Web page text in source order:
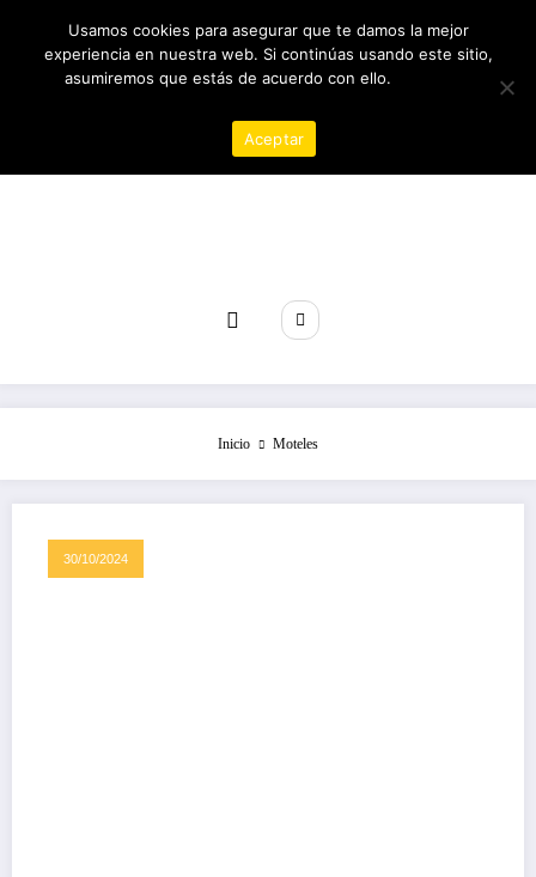
contenido
06/08/2026 5:54:09 AM
Inicio Moteles
30/10/2024
Usamos cookies para asegurar que te damos la mejor
experiencia en nuestra web. Si continúas usando este sitio,
asumiremos que estás de acuerdo con ello.
Aceptar